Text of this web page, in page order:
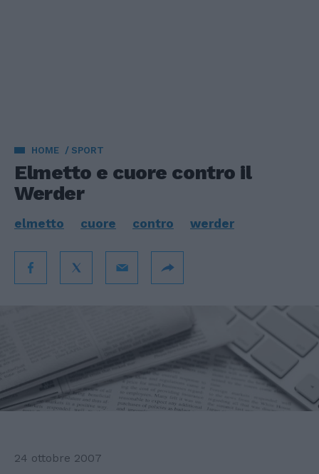
HOME SPORT
Elmetto e cuore contro il
Werder
elmetto cuore contro werder
24 ottobre 2007